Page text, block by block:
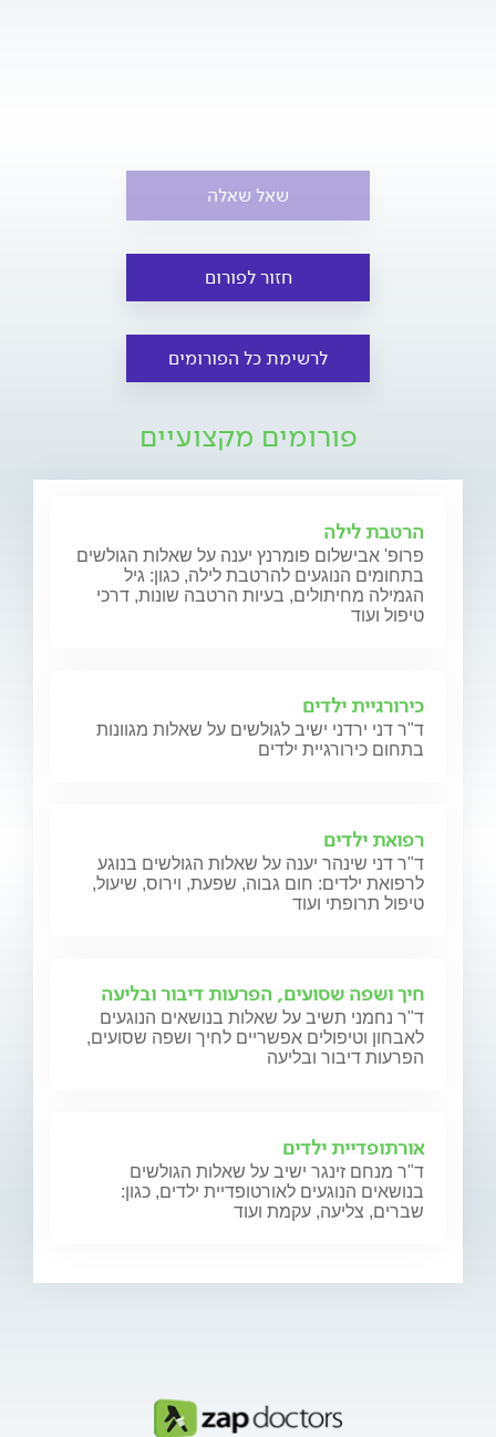
שאל שאלה
חזור לפורום
לרשימת כל הפורומים
פורומים מקצועיים
הרטבת לילה
פרופ' אבישלום פומרנץ יענה על שאלות הגולשים
בתחומים הנוגעים להרטבת לילה, כגון: גיל
הגמילה מחיתולים, בעיות הרטבה שונות, דרכי
טיפול ועוד
כירורגיית ילדים
ד"ר דני ירדני ישיב לגולשים על שאלות מגוונות
בתחום כירורגיית ילדים
רפואת ילדים
ד"ר דני שינהר יענה על שאלות הגולשים בנוגע
לרפואת ילדים: חום גבוה, שפעת, וירוס, שיעול,
טיפול תרופתי ועוד
חיך ושפה שסועים, הפרעות דיבור ובליעה
ד"ר נחמני תשיב על שאלות בנושאים הנוגעים
לאבחון וטיפולים אפשריים לחיך ושפה שסועים,
הפרעות דיבור ובליעה
אורתופדיית ילדים
ד"ר מנחם זינגר ישיב על שאלות הגולשים
בנושאים הנוגעים לאורטופדיית ילדים, כגון:
שברים, צליעה, עקמת ועוד